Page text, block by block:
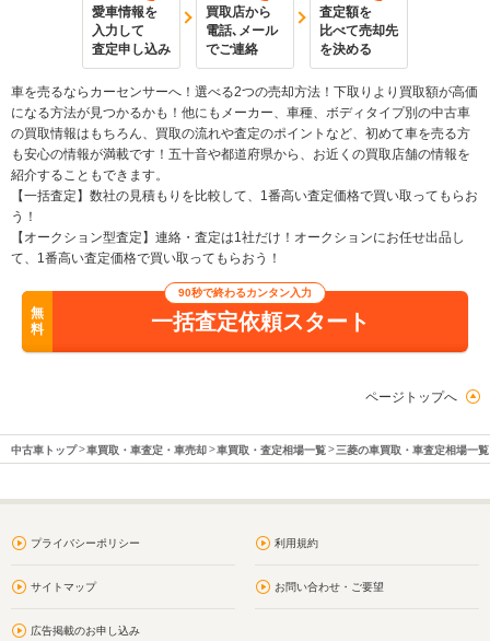
愛車情報を
入力して
査定申し込み
買取店から
電話､メール
でご連絡
査定額を
比べて売却先
を決める
車を売るならカーセンサーへ！選べる2つの売却方法！下取りより買取額が高価
になる方法が見つかるかも！他にもメーカー、車種、ボディタイプ別の中古車
の買取情報はもちろん、買取の流れや査定のポイントなど、初めて車を売る方
も安心の情報が満載です！五十音や都道府県から、お近くの買取店舗の情報を
紹介することもできます。
【一括査定】数社の見積もりを比較して、1番高い査定価格で買い取ってもらお
う！
【オークション型査定】連絡・査定は1社だけ！オークションにお任せ出品し
て、1番高い査定価格で買い取ってもらおう！
無
料
90秒で終わるカンタン入力
一括査定依頼スタート
ページトップへ
中古車トップ 車買取・車査定・車売却 車買取・査定相場一覧 三菱の車買取・車査定相場一覧
プライバシーポリシー 利用規約
サイトマップ お問い合わせ・ご要望
広告掲載のお申し込み